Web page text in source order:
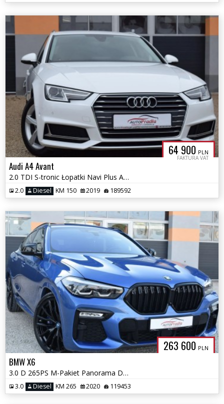
64 900 PLN
FAKTURA VAT
Audi A4 Avant
2.0 TDI S-tronic Łopatki Navi Plus Audi Connect FAKTURA VAT-23%
2.0 Diesel KM 150 2019 189592
263 600 PLN
BMW X6
3.0 D 265PS M-Pakiet Panorama Dociągi Pneumatyka Ledy
3.0 Diesel KM 265 2020 119453